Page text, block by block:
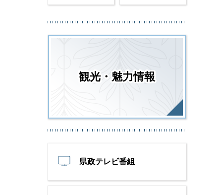
観光・魅力情報
県政テレビ番組